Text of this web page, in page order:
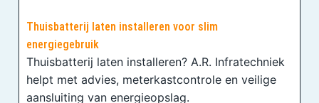
Thuisbatterij laten installeren voor slim
energiegebruik
Thuisbatterij laten installeren? A.R. Infratechniek
helpt met advies, meterkastcontrole en veilige
aansluiting van energieopslag.